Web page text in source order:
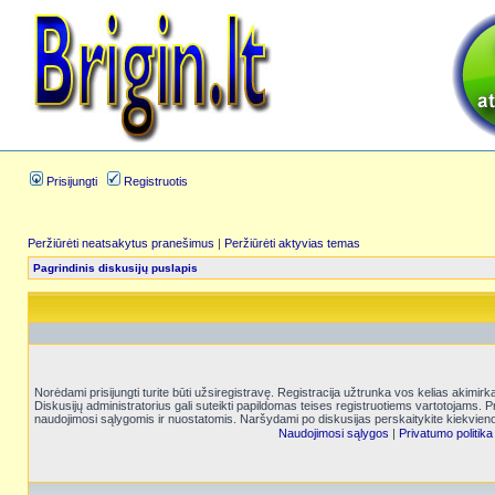
Prisijungti Registruotis
Peržiūrėti neatsakytus pranešimus | Peržiūrėti aktyvias temas
Pagrindinis diskusijų puslapis
Norėdami prisijungti turite būti užsiregistravę. Registracija užtrunka vos kelias
Diskusijų administratorius gali suteikti papildomas teises registruotiems vartotojams.
naudojimosi sąlygomis ir nuostatomis. Naršydami po diskusijas perskaitykite
Naudojimosi sąlygos | Privatumo politika